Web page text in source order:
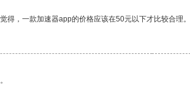
，一款加速器app的价格应该在50元以下才比较合理。